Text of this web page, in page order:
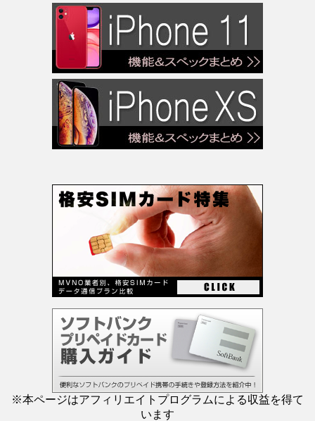
※本ページはアフィリエイトプログラムによる収益を得て
います